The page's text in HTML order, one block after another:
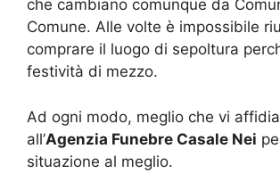
che cambiano comunque da
Comune. Alle volte è impossibile
comprare il luogo di sepoltura
festività di mezzo.
Ad ogni modo, meglio che vi
all’Agenzia Funebre Casale Nei
situazione al meglio.